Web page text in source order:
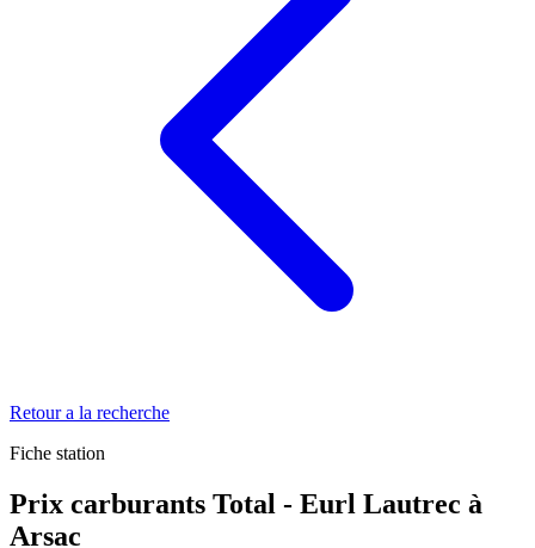
Retour a la recherche
Fiche station
Prix carburants Total - Eurl Lautrec à
Arsac